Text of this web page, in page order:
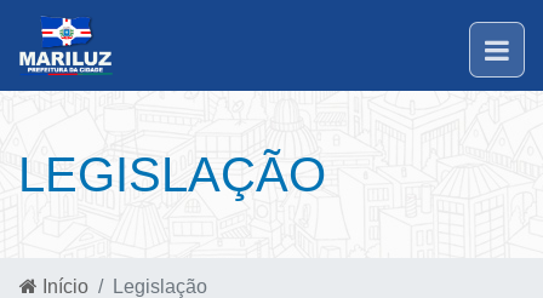
LEGISLAÇÃO
Início Legislação